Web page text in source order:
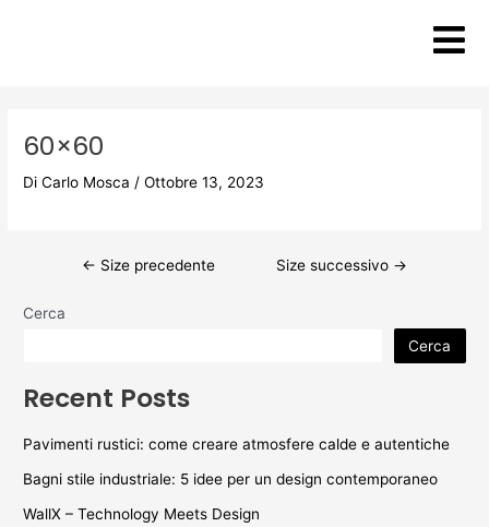
60×60
DiCarlo Mosca /Ottobre 13, 2023
← Size precedente Size successivo →
Cerca
Cerca
Recent Posts
Pavimenti rustici: come creare atmosfere calde e autentiche
Bagni stile industriale: 5 idee per un design contemporaneo
WallX – Technology Meets Design